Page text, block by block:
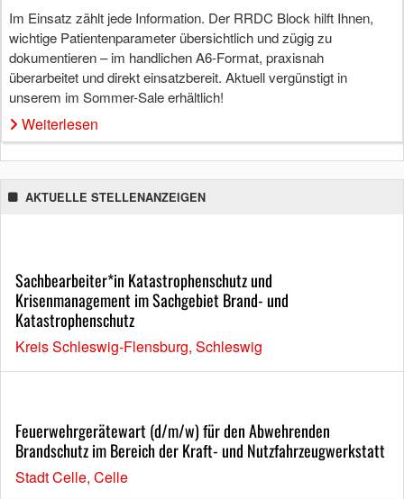
Im Einsatz zählt jede Information. Der RRDC Block hilft Ihnen,
wichtige Patientenparameter übersichtlich und zügig zu
dokumentieren – im handlichen A6-Format, praxisnah
überarbeitet und direkt einsatzbereit. Aktuell vergünstigt in
unserem im Sommer-Sale erhältlich!
Weiterlesen
AKTUELLE STELLENANZEIGEN
Sachbearbeiter*in Katastrophenschutz und
Krisenmanagement im Sachgebiet Brand- und
Katastrophenschutz
Kreis Schleswig-Flensburg, Schleswig
Feuerwehrgerätewart (d/m/w) für den Abwehrenden
Brandschutz im Bereich der Kraft- und Nutzfahrzeugwerkstatt
Stadt Celle, Celle